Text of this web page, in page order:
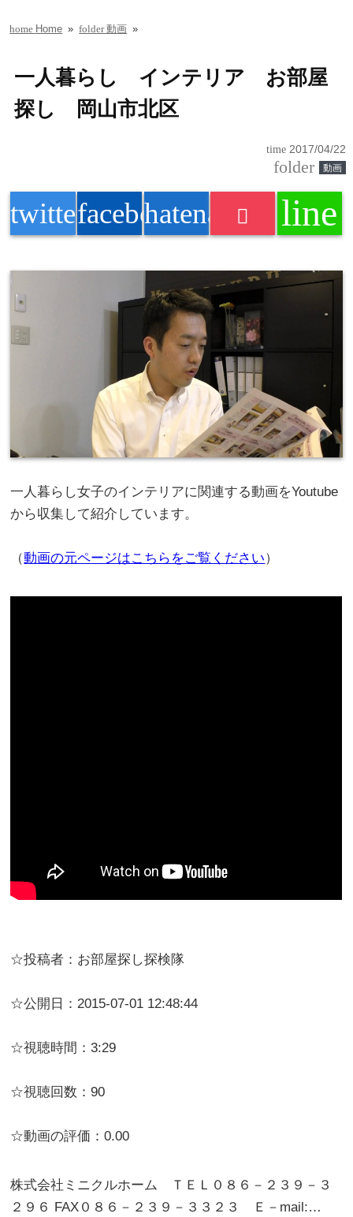
home Home » folder動画 »
一人暮らし インテリア お部屋
探し 岡山市北区
time 2017/04/22
folder 動画
twitterfacebookhatenabookmark
line
一人暮らし女子のインテリアに関連する動画をYoutube
から収集して紹介しています。
（動画の元ページはこちらをご覧ください）
☆投稿者：お部屋探し探検隊
☆公開日：2015-07-01 12:48:44
☆視聴時間：3:29
☆視聴回数：90
☆動画の評価：0.00
株式会社ミニクルホーム ＴＥＬ０８６－２３９－３
２９６ FAX０８６－２３９－３３２３ Ｅ－mail:…